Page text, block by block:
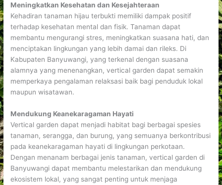
Meningkatkan Kesehatan dan Kesejahteraan
Kehadiran tanaman hijau terbukti memiliki dampak positif
terhadap kesehatan mental dan fisik. Tanaman dapat
membantu mengurangi stres, meningkatkan suasana hati, dan
menciptakan lingkungan yang lebih damai dan rileks. Di
Kabupaten Banyuwangi, yang terkenal dengan suasana
alamnya yang menenangkan, vertical garden dapat semakin
memperkaya pengalaman relaksasi baik bagi penduduk lokal
maupun wisatawan.
Mendukung Keanekaragaman Hayati
Vertical garden dapat menjadi habitat bagi berbagai spesies
tanaman, serangga, dan burung, yang semuanya berkontribusi
pada keanekaragaman hayati di lingkungan perkotaan.
Dengan menanam berbagai jenis tanaman, vertical garden di
Banyuwangi dapat membantu melestarikan dan mendukung
ekosistem lokal, yang sangat penting untuk menjaga